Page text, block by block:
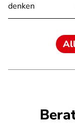
denken